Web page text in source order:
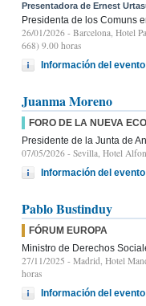
Presentadora de Ernest
Presidenta de los Comuns
26/01/2026 - Barcelona, Hotel
668) 9.00 horas
Información del evento
Juanma Moreno
FORO DE LA NUEVA
Presidente de la Junta de
07/05/2026 - Sevilla, Hotel
Información del evento
Pablo Bustinduy
FÓRUM EUROPA
Ministro de Derechos
27/11/2025 - Madrid, Hotel
horas
Información del evento